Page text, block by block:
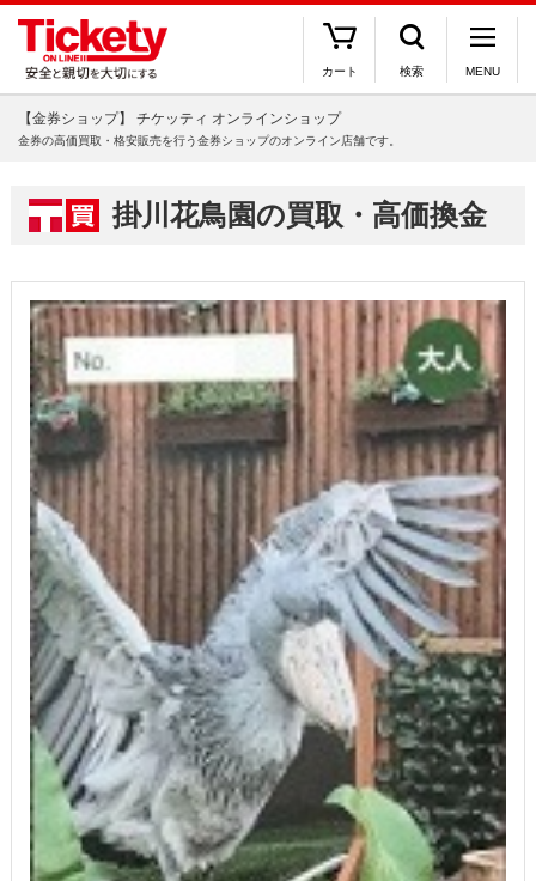
カート 検索 MENU
【金券ショップ】 チケッティ オンラインショップ
金券の高価買取・格安販売を行う金券ショップのオンライン店舗です。
掛川花鳥園の買取・高価換金